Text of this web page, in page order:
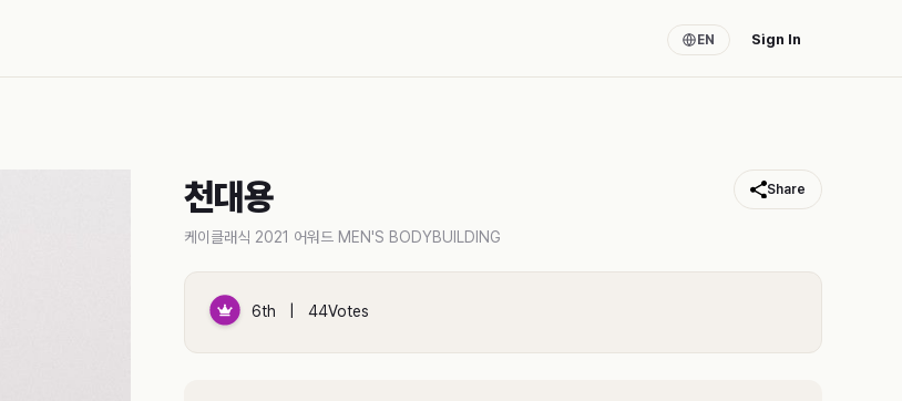
EN Sign In
천대용 Share
케이클래식 2021 어워드 MEN'S BODYBUILDING
6th | 44Votes